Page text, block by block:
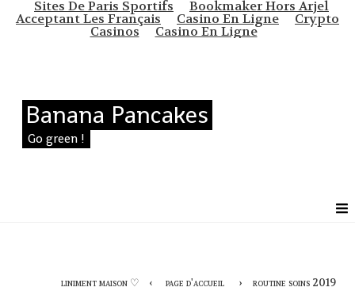
Sites De Paris Sportifs Bookmaker Hors Arjel
Acceptant Les Français Casino En Ligne Crypto
Casinos Casino En Ligne
Banana Pancakes
Go green !
liniment maison ♡ page d'accueil routine soins 2019